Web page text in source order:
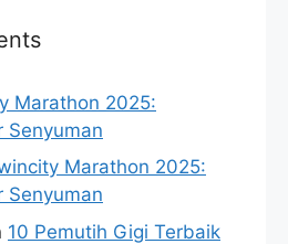
Marathon 2025:
Senyuman
Marathon 2025:
Senyuman
10 Pemutih Gigi Terbaik